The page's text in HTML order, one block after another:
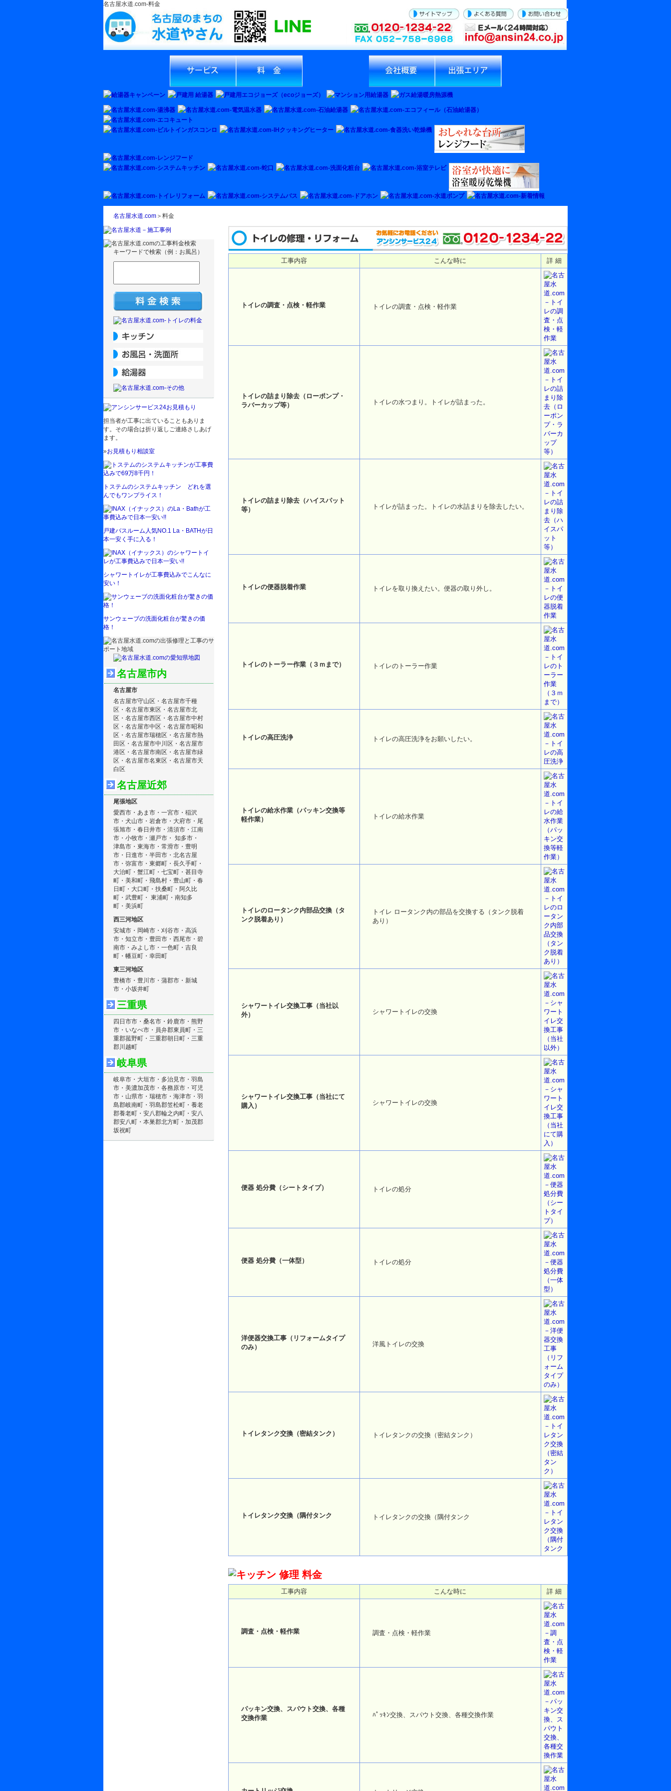
名古屋水道.com‐料金
名古屋水道.com
名古屋水道.com‐サービ
名古屋水道.com‐料金
名古屋水道.com‐施工実
名古屋水道.com‐会社概 名古屋水道.com‐出張修
名古屋水道.com＞料金
工事内容 こんな時に 詳 細
トイレの調査・点検・軽作業 トイレの調査・点検・軽作業
トイレの詰まり除去（ローポンプ・
ラバーカップ等）
トイレの水つまり。トイレが詰まった。
トイレの詰まり除去（ハイスパット
等）
トイレが詰まった。トイレの水詰まりを除去したい。
トイレの便器脱着作業 トイレを取り換えたい。便器の取り外し。
トイレのトーラー作業（３ｍまで） トイレのトーラー作業
トイレの高圧洗浄 トイレの高圧洗浄をお願いしたい。
トイレの給水作業（パッキン交換等
軽作業）
トイレの給水作業
トイレのロータンク内部品交換（タ
ンク脱着あり）
トイレ ロータンク内の部品を交換する（タンク脱着
あり）
シャワートイレ交換工事（当社以
外）
シャワートイレの交換
シャワートイレ交換工事（当社にて
購入）
シャワートイレの交換
便器 処分費（シートタイプ） トイレの処分
便器 処分費（一体型） トイレの処分
洋便器交換工事（リフォームタイプ
のみ）
洋風トイレの交換
トイレタンク交換（密結タンク） トイレタンクの交換（密結タンク）
トイレタンク交換（隅付タンク トイレタンクの交換（隅付タンク
工事内容 こんな時に 詳 細
調査・点検・軽作業 調査・点検・軽作業
パッキン交換、スパウト交換、各種
交換作業
ﾊﾟｯｷﾝ交換、スパウト交換、各種交換作業
キーワードで検索（例：お風呂）
担当者が工事に出ていることもありま
す。その場合は折り返しご連絡さしあげ
ます。
»お見積もり相談室
トステムのシステムキッチン どれを選
んでもワンプライス！
戸建バスルーム人気NO.1 La・BATHが日
本一安く手に入る！
シャワートイレが工事費込みでこんなに
安い！
サンウェーブの洗面化粧台が驚きの価
格！
名古屋市内
名古屋市
名古屋市守山区・名古屋市千種
区・名古屋市東区・名古屋市北
区・名古屋市西区・名古屋市中村
区・名古屋市中区・名古屋市昭和
区・名古屋市瑞穂区・名古屋市熱
田区・名古屋市中川区・名古屋市
港区・名古屋市南区・名古屋市緑
区・名古屋市名東区・名古屋市天
白区
名古屋近郊
尾張地区
愛西市・あま市・一宮市・稲沢
市・犬山市・岩倉市・大府市・尾
張旭市・春日井市・清須市・江南
市・小牧市・瀬戸市・ 知多市・
津島市・東海市・常滑市・豊明
市・日進市・半田市・北名古屋
市・弥富市・東郷町・長久手町・
大治町・蟹江町・七宝町・甚目寺
町・美和町・飛島村・豊山町・春
日町・大口町・扶桑町・阿久比
町・武豊町・ 東浦町・南知多
町・美浜町
西三河地区
安城市・岡崎市・刈谷市・高浜
市・知立市・豊田市・西尾市・碧
南市・みよし市・一色町・吉良
町・幡豆町・幸田町
東三河地区
豊橋市・豊川市・蒲郡市・新城
市・小坂井町
三重県
四日市市・桑名市・鈴鹿市・熊野
市・いなべ市・員弁郡東員町・三
重郡菰野町・三重郡朝日町・三重
郡川越町
岐阜県
岐阜市・大垣市・多治見市・羽島
市・美濃加茂市・各務原市・可児
市・山県市・瑞穂市・海津市・羽
島郡岐南町・羽島郡笠松町・養老
郡養老町・安八郡輪之内町・安八
郡安八町・本巣郡北方町・加茂郡
坂祝町